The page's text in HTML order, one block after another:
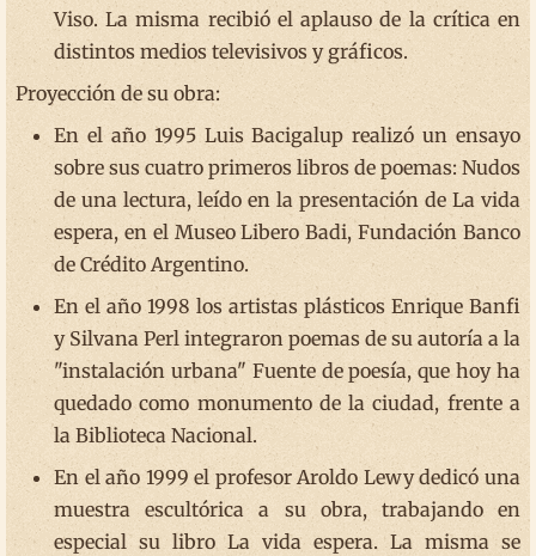
Viso. La misma recibió el aplauso de la crítica en
distintos medios televisivos y gráficos.
Proyección de su obra:
En el año 1995 Luis Bacigalup realizó un ensayo
sobre sus cuatro primeros libros de poemas: Nudos
de una lectura, leído en la presentación de La vida
espera, en el Museo Libero Badi, Fundación Banco
de Crédito Argentino.
En el año 1998 los artistas plásticos Enrique Banfi
y Silvana Perl integraron poemas de su autoría a la
"instalación urbana" Fuente de poesía, que hoy ha
quedado como monumento de la ciudad, frente a
la Biblioteca Nacional.
En el año 1999 el profesor Aroldo Lewy dedicó una
muestra escultórica a su obra, trabajando en
especial su libro La vida espera. La misma se